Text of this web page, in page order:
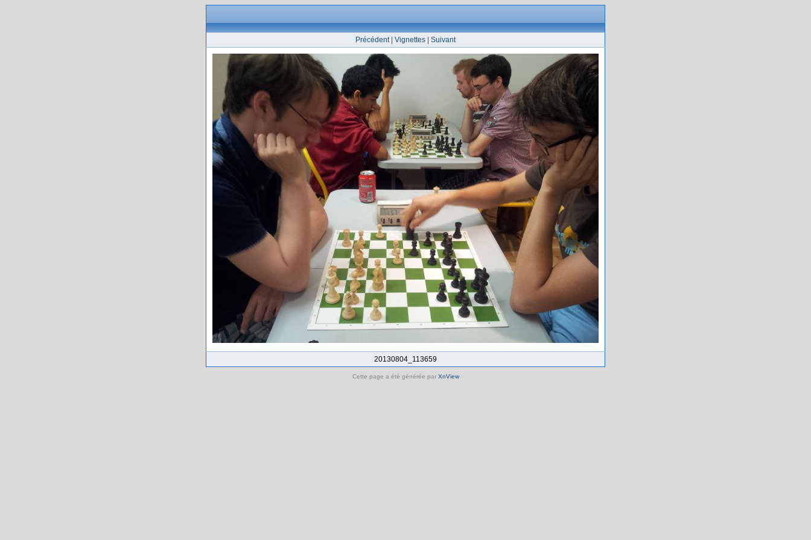
Précédent| Vignettes Suivant
20130804_113659
Cette page a été générée par XnView